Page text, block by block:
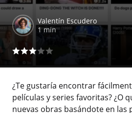
Valentín Escudero
1 min
¿Te gustaría encontrar
películas y series favoritas? ¿O
nuevas obras basándote en las